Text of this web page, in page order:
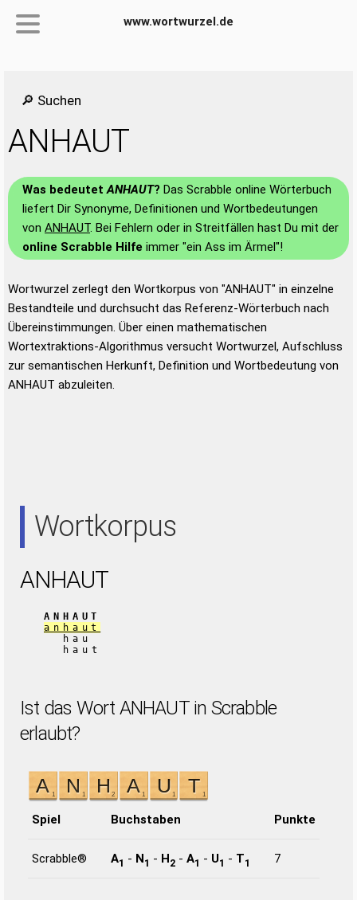
www.wortwurzel.de
🔎 Suchen
ANHAUT
Was bedeutetANHAUT? Das Scrabble online Wörterbuch
liefert Dir Synonyme, Definitionen und Wortbedeutungen
von ANHAUT. Bei Fehlern oder in Streitfällen hast Du mit der
online Scrabble Hilfe immer "ein Ass im Ärmel"!
Wortwurzel zerlegt den Wortkorpus von "ANHAUT" in einzelne
Bestandteile und durchsucht das Referenz-Wörterbuch nach
Übereinstimmungen. Über einen mathematischen
Wortextraktions-Algorithmus versucht Wortwurzel, Aufschluss
zur semantischen Herkunft, Definition und Wortbedeutung von
ANHAUT abzuleiten.
Wortkorpus
ANHAUT
ANHAUT
anhaut
hau
haut
Ist das Wort ANHAUT in Scrabble
erlaubt?
Spiel Buchstaben Punkte
Scrabble® A1 - N1 - H2 - A1 - U1 - T1 7